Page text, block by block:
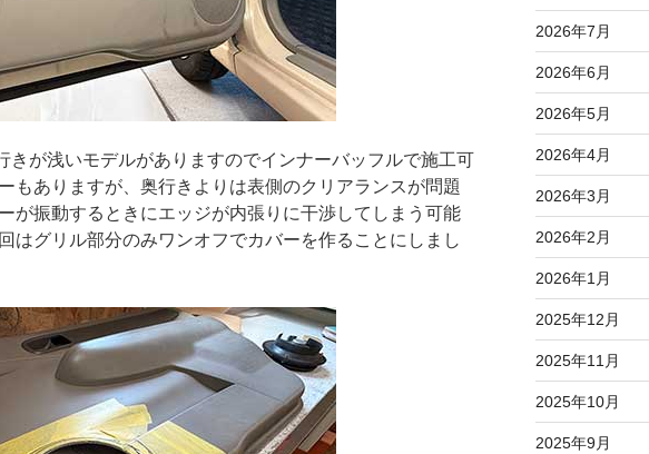
きが浅いモデルがありますのでインナーバッフルで施工可
もありますが、奥行きよりは表側のクリアランスが問題
が振動するときにエッジが内張りに干渉してしまう可能
はグリル部分のみワンオフでカバーを作ることにしまし
2026年7月
2026年6月
2026年5月
2026年4月
2026年3月
2026年2月
2026年1月
2025年12月
2025年11月
2025年10月
2025年9月